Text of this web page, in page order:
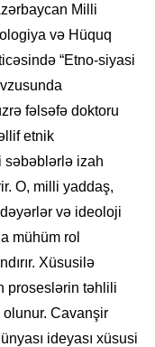
Milli
və Hüquq
“Etno-siyasi
fəlsəfə doktoru
etnik
səbəblərlə izah
O, milli yaddaş,
və ideoloji
mühüm rol
Xüsusilə
proseslərin təhlili
olunur. Cavanşir
ideyası xüsusi